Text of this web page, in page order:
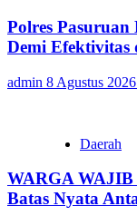
Polres
Demi Efektivitas
admin 8 Agustus 2026
Daerah
WARGA
Batas Nyata